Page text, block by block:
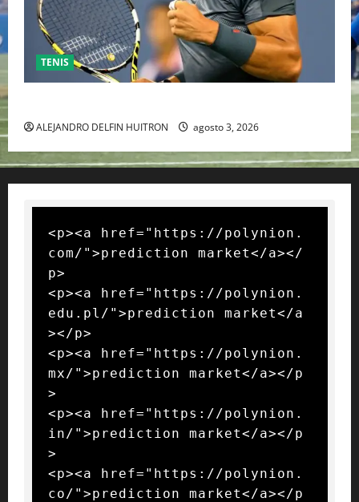
TENIS
ALEJANDRO DELFIN HUITRON agosto 3, 2026
<p><a href="https://polynion.
com/">prediction market</a></
p>
<p><a href="https://polynion.
edu.pl/">prediction market</a
></p>
<p><a href="https://polynion.
mx/">prediction market</a></p
>
<p><a href="https://polynion.
in/">prediction market</a></p
>
<p><a href="https://polynion.
co/">prediction market</a></p